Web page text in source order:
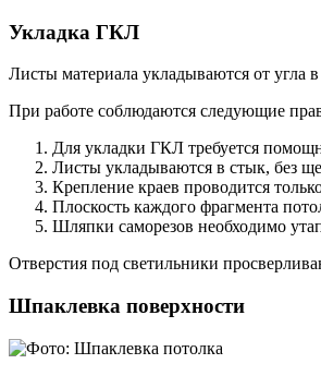
Укладка ГКЛ
Листы материала укладываются от угла
При работе соблюдаются следующие
Для укладки ГКЛ требуется
Листы укладываются в стык, без
Крепление краев проводится
Плоскость каждого фрагмента
Шляпки саморезов необходимо
Отверстия под светильники
Шпаклевка поверхности